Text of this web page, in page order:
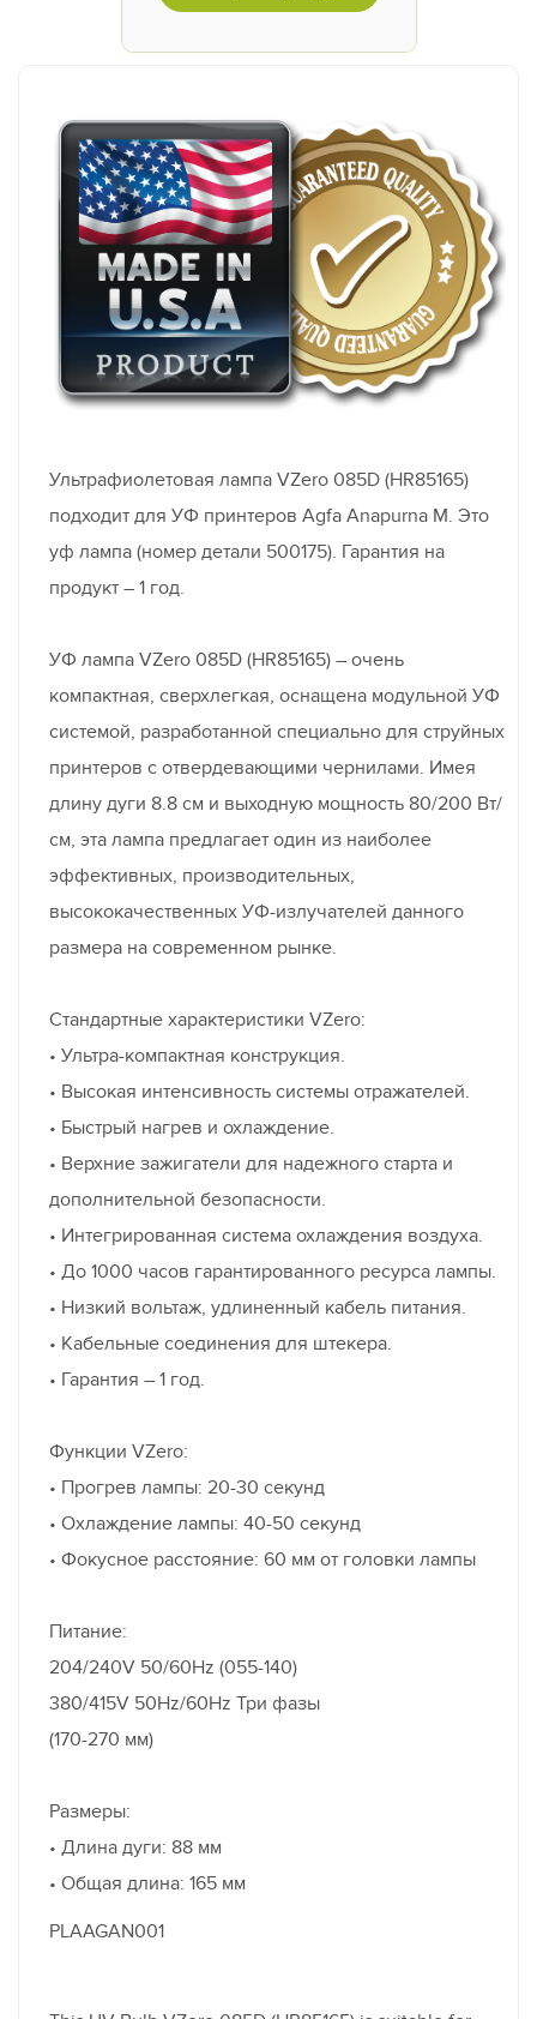
Ультрафиолетовая лампа VZero 085D (HR85165)
подходит для УФ принтеров Agfa Anapurna M. Это
уф лампа (номер детали 500175). Гарантия на
продукт – 1 год.
УФ лампа VZero 085D (HR85165) – очень
компактная, сверхлегкая, оснащена модульной УФ
системой, разработанной специально для струйных
принтеров с отвердевающими чернилами. Имея
длину дуги 8.8 см и выходную мощность 80/200 Вт/
см, эта лампа предлагает один из наиболее
эффективных, производительных,
высококачественных УФ-излучателей данного
размера на современном рынке.
Стандартные характеристики VZero:
• Ультра-компактная конструкция.
• Высокая интенсивность системы отражателей.
• Быстрый нагрев и охлаждение.
• Верхние зажигатели для надежного старта и
дополнительной безопасности.
• Интегрированная система охлаждения воздуха.
• До 1000 часов гарантированного ресурса лампы.
• Низкий вольтаж, удлиненный кабель питания.
• Кабельные соединения для штекера.
• Гарантия – 1 год.
Функции VZero:
• Прогрев лампы: 20-30 секунд
• Охлаждение лампы: 40-50 секунд
• Фокусное расстояние: 60 мм от головки лампы
Питание:
204/240V 50/60Hz (055-140)
380/415V 50Hz/60Hz Три фазы
(170-270 мм)
Размеры:
• Длина дуги: 88 мм
• Общая длина: 165 мм
PLAAGAN001